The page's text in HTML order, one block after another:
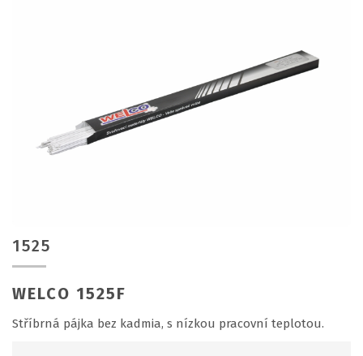
1525
WELCO 1525F
Stříbrná pájka bez kadmia, s nízkou pracovní teplotou.